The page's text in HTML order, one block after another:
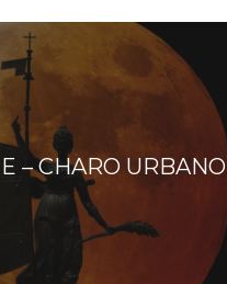
– CHARO URBANO